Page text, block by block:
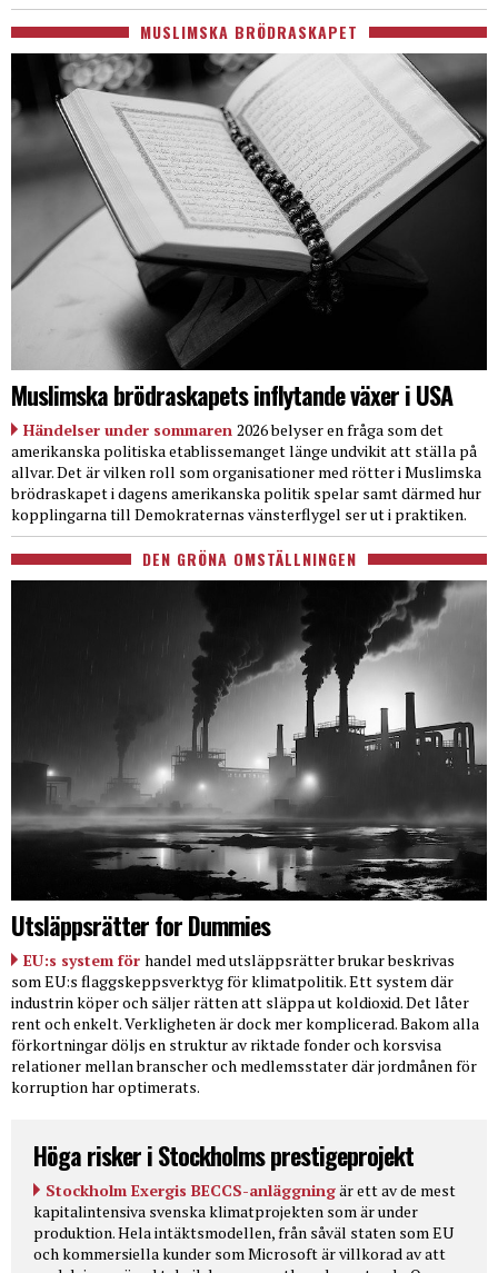
MUSLIMSKA BRÖDRASKAPET
Muslimska brödraskapets inflytande växer i USA
Händelser under sommaren 2026 belyser en fråga som det
amerikanska politiska etablissemanget länge undvikit att ställa på
allvar. Det är vilken roll som organisationer med rötter i Muslimska
brödraskapet i dagens amerikanska politik spelar samt därmed hur
kopplingarna till Demokraternas vänsterflygel ser ut i praktiken.
DEN GRÖNA OMSTÄLLNINGEN
Utsläppsrätter for Dummies
EU:s system för handel med utsläppsrätter brukar beskrivas
som EU:s flaggskeppsverktyg för klimatpolitik. Ett system där
industrin köper och säljer rätten att släppa ut koldioxid. Det låter
rent och enkelt. Verkligheten är dock mer komplicerad. Bakom alla
förkortningar döljs en struktur av riktade fonder och korsvisa
relationer mellan branscher och medlemsstater där jordmånen för
korruption har optimerats.
Höga risker i Stockholms prestigeprojekt
Stockholm Exergis BECCS-anläggningär ett av de mest
kapitalintensiva svenska klimatprojekten som är under
produktion. Hela intäktsmodellen, från såväl staten som EU
och kommersiella kunder som Microsoft är villkorad av att